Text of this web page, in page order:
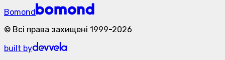
Bomond
© Всі права захищені 1999-2026
built by